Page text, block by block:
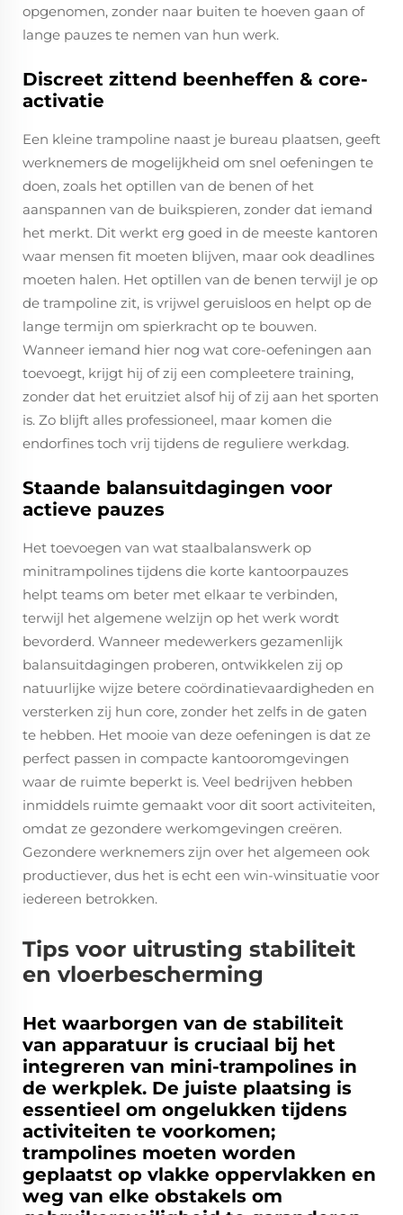
opgenomen, zonder naar buiten te hoeven gaan of
lange pauzes te nemen van hun werk.
Discreet zittend beenheffen & core-
activatie
Een kleine trampoline naast je bureau plaatsen, geeft
werknemers de mogelijkheid om snel oefeningen te
doen, zoals het optillen van de benen of het
aanspannen van de buikspieren, zonder dat iemand
het merkt. Dit werkt erg goed in de meeste kantoren
waar mensen fit moeten blijven, maar ook deadlines
moeten halen. Het optillen van de benen terwijl je op
de trampoline zit, is vrijwel geruisloos en helpt op de
lange termijn om spierkracht op te bouwen.
Wanneer iemand hier nog wat core-oefeningen aan
toevoegt, krijgt hij of zij een compleetere training,
zonder dat het eruitziet alsof hij of zij aan het sporten
is. Zo blijft alles professioneel, maar komen die
endorfines toch vrij tijdens de reguliere werkdag.
Staande balansuitdagingen voor
actieve pauzes
Het toevoegen van wat staalbalanswerk op
minitrampolines tijdens die korte kantoorpauzes
helpt teams om beter met elkaar te verbinden,
terwijl het algemene welzijn op het werk wordt
bevorderd. Wanneer medewerkers gezamenlijk
balansuitdagingen proberen, ontwikkelen zij op
natuurlijke wijze betere coördinatievaardigheden en
versterken zij hun core, zonder het zelfs in de gaten
te hebben. Het mooie van deze oefeningen is dat ze
perfect passen in compacte kantooromgevingen
waar de ruimte beperkt is. Veel bedrijven hebben
inmiddels ruimte gemaakt voor dit soort activiteiten,
omdat ze gezondere werkomgevingen creëren.
Gezondere werknemers zijn over het algemeen ook
productiever, dus het is echt een win-winsituatie voor
iedereen betrokken.
Tips voor uitrusting stabiliteit
en vloerbescherming
Het waarborgen van de stabiliteit
van apparatuur is cruciaal bij het
integreren van mini-trampolines in
de werkplek. De juiste plaatsing is
essentieel om ongelukken tijdens
activiteiten te voorkomen;
trampolines moeten worden
geplaatst op vlakke oppervlakken en
weg van elke obstakels om